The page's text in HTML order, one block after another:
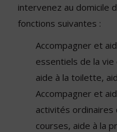
intervenez au domicile
fonctions suivantes :
Accompagner et
essentiels de la
aide à la toilette,
Accompagner et
activités ordinaires
courses, aide à la